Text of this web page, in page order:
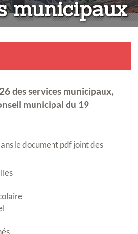
municipaux
des services municipaux,
municipal du 19
le document pdf joint des